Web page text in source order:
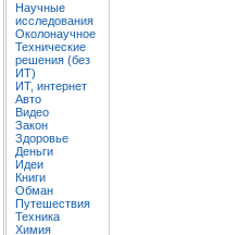
Научные
исследования
Околонаучное
Технические
решения (без
ИТ)
ИТ, интернет
Авто
Видео
Закон
Здоровье
Деньги
Идеи
Книги
Обман
Путешествия
Техника
Химия